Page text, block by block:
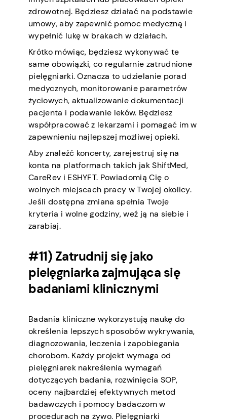
zdrowotnej. Będziesz działać na podstawie
umowy, aby zapewnić pomoc medyczną i
wypełnić lukę w brakach w działach.
Krótko mówiąc, będziesz wykonywać te
same obowiązki, co regularnie zatrudnione
pielęgniarki. Oznacza to udzielanie porad
medycznych, monitorowanie parametrów
życiowych, aktualizowanie dokumentacji
pacjenta i podawanie leków. Będziesz
współpracować z lekarzami i pomagać im w
zapewnieniu najlepszej możliwej opieki.
Aby znaleźć koncerty, zarejestruj się na
konta na platformach takich jak ShiftMed,
CareRev i ESHYFT. Powiadomią Cię o
wolnych miejscach pracy w Twojej okolicy.
Jeśli dostępna zmiana spełnia Twoje
kryteria i wolne godziny, weź ją na siebie i
zarabiaj.
#11) Zatrudnij się jako
pielęgniarka zajmująca się
badaniami klinicznymi
Badania kliniczne wykorzystują naukę do
określenia lepszych sposobów wykrywania,
diagnozowania, leczenia i zapobiegania
chorobom. Każdy projekt wymaga od
pielęgniarek nakreślenia wymagań
dotyczących badania, rozwinięcia SOP,
oceny najbardziej efektywnych metod
badawczych i pomocy badaczom w
procedurach na żywo. Pielęgniarki